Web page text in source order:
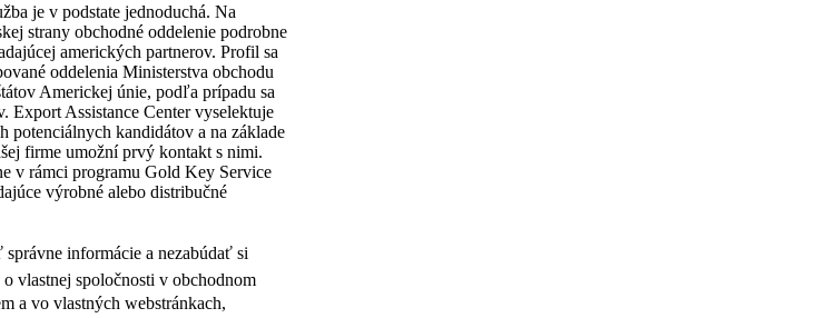
je v podstate jednoduchá. Na
strany obchodné oddelenie podrobne
amerických partnerov. Profil sa
oddelenia Ministerstva obchodu
Americkej únie, podľa prípadu sa
Export Assistance Center vyselektuje
potenciálnych kandidátov a na základe
firme umožní prvý kontakt s nimi.
v rámci programu Gold Key Service
výrobné alebo distribučné
správne informácie a nezabúdať si
vlastnej spoločnosti v obchodnom
a vo vlastných webstránkach,